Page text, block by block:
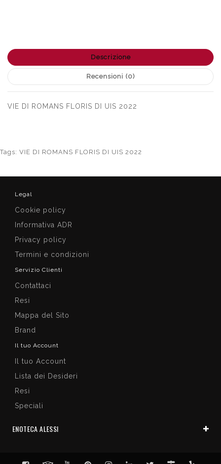
Descrizione
Recensioni (0)
VIE DI ROMANS FLORIS DI UIS 2022
Tags: VIE DI ROMANS FLORIS DI UIS 2022
Legal
Cookie policy
Informativa ADR
Privacy policy
Termini e condizioni
Servizio Clienti
Contattaci
Resi
Mappa del Sito
Brand
Il tuo Account
Il tuo Account
Lista dei Desideri
Resi
Speciali
ENOTECA ALESSI